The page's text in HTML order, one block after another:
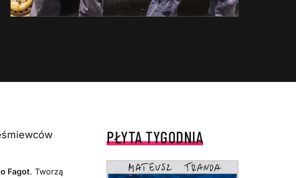
Fagot. Tworzą
PŁYTA TYGODNIA